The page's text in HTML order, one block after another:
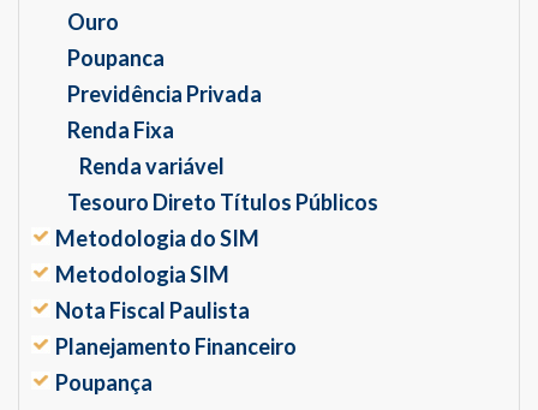
Ouro
Poupanca
Previdência Privada
Renda Fixa
Renda variável
Tesouro Direto Títulos Públicos
Metodologia do SIM
Metodologia SIM
Nota Fiscal Paulista
Planejamento Financeiro
Poupança